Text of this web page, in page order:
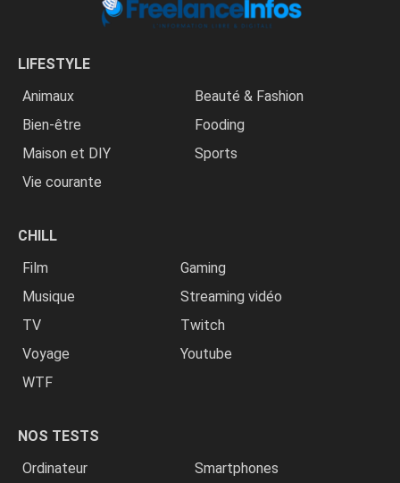
LIFESTYLE
Animaux
Beauté & Fashion
Bien-être
Fooding
Maison et DIY
Sports
Vie courante
CHILL
Film
Gaming
Musique
Streaming vidéo
TV
Twitch
Voyage
Youtube
WTF
NOS TESTS
Ordinateur
Smartphones